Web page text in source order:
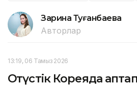
Зарина Туғанбаева
Авторлар
13:19, 06 Тамыз 2026
Оңтүстік Кореяда